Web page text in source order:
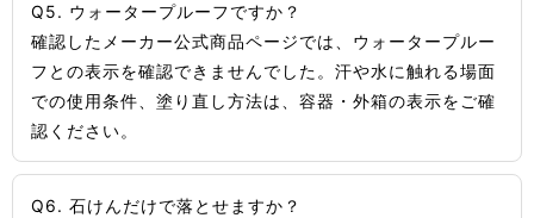
Q5. ウォータープルーフですか？
確認したメーカー公式商品ページでは、ウォータープルー
フとの表示を確認できませんでした。汗や水に触れる場面
での使用条件、塗り直し方法は、容器・外箱の表示をご確
認ください。
Q6. 石けんだけで落とせますか？